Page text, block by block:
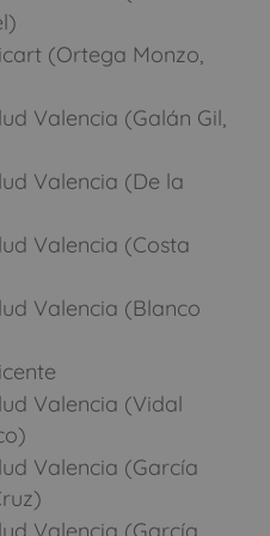
(Ortega Monzo,
Valencia (Galán Gil,
Valencia (De la
Valencia (Costa
Valencia (Blanco
Valencia (Vidal
Valencia (García